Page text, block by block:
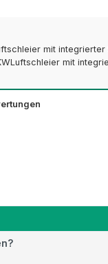
mit integrierter
mit